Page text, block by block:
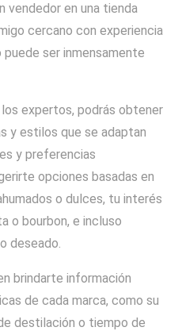
vendedor en una tienda
cercano con experiencia
ser inmensamente
expertos, podrás obtener
y estilos que se adaptan
y preferencias
opciones basadas en
o dulces, tu interés
o bourbon, e incluso
deseado.
brindarte información
de cada marca, como su
destilación o tiempo de